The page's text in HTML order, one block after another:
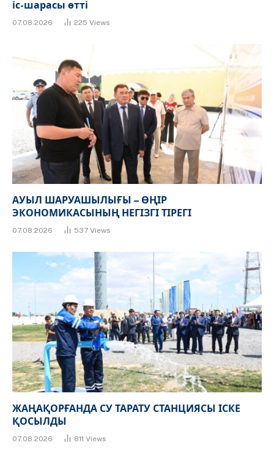
іс-шарасы өтті
07.08.2026 225 Views
АУЫЛ ШАРУАШЫЛЫҒЫ – ӨҢІР
ЭКОНОМИКАСЫНЫҢ НЕГІЗГІ ТІРЕГІ
07.08.2026 537 Views
ЖАҢАҚОРҒАНДА СУ ТАРАТУ СТАНЦИЯСЫ ІСКЕ
ҚОСЫЛДЫ
07.08.2026 811 Views